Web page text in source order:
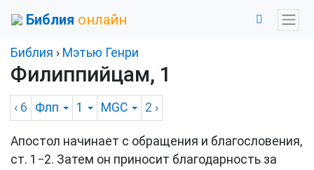
Библия онлайн
Библия › Мэтью Генри
Филиппийцам, 1
‹ 6 Флп 1 MGC 2 ›
Апостол начинает с обращения и благословения,
ст. 1−2. Затем он приносит благодарность за